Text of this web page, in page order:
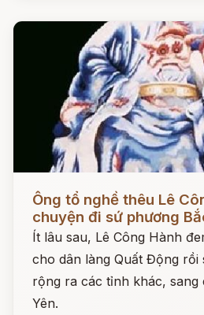
Đọc ngay
Ông tổ nghề thêu Lê
chuyện đi sứ phương
Ít lâu sau, Lê Công Hành
cho dân làng Quất Động rồi
rộng ra các tỉnh khác, sang
Yên.